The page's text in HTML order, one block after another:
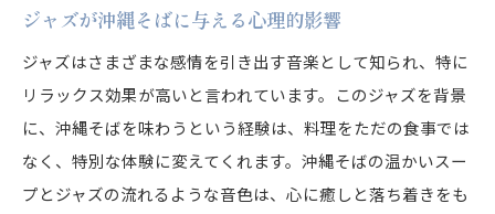
ジャズが沖縄そばに与える心理的影響
ジャズはさまざまな感情を引き出す音楽として知られ、特に
リラックス効果が高いと言われています。このジャズを背景
に、沖縄そばを味わうという経験は、料理をただの食事では
なく、特別な体験に変えてくれます。沖縄そばの温かいスー
プとジャズの流れるような音色は、心に癒しと落ち着きをも